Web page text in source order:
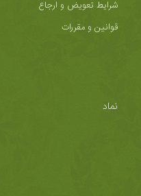
شرایط تعویض و ارجاع
قوانین و مقررات
نماد